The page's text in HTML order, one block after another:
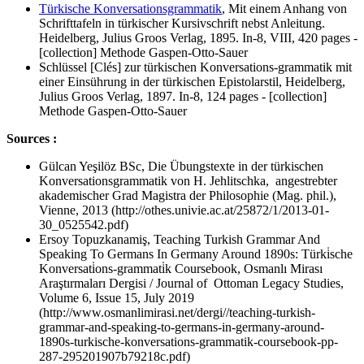
Türkische Konversationsgrammatik, Mit einem Anhang von
Schrifttafeln in türkischer Kursivschrift nebst Anleitung.
Heidelberg, Julius Groos Verlag, 1895. In-8, VIII, 420 pages -
[collection] Methode Gaspen-Otto-Sauer
Schlüssel [Clés] zur türkischen Konversations-grammatik mit
einer Einsührung in der türkischen Epistolarstil, Heidelberg,
Julius Groos Verlag, 1897. In-8, 124 pages - [collection]
Methode Gaspen-Otto-Sauer
Sources :
Gülcan Yeşilöz BSc, Die Übungstexte in der türkischen
Konversationsgrammatik von H. Jehlitschka, angestrebter
akademischer Grad Magistra der Philosophie (Mag. phil.),
Vienne, 2013 (http://othes.univie.ac.at/25872/1/2013-01-
30_0525542.pdf)
Ersoy Topuzkanamiş, Teaching Turkish Grammar And
Speaking To Germans In Germany Around 1890s: Türki̇sche
Konversati̇ons-grammati̇k Coursebook, Osmanlı Mirası
Araştırmaları Dergisi / Journal of Ottoman Legacy Studies,
Volume 6, Issue 15, July 2019
(http://www.osmanlimirasi.net/dergi//teaching-turkish-
grammar-and-speaking-to-germans-in-germany-around-
1890s-turkische-konversations-grammatik-coursebook-pp-
287-295201907b79218c.pdf)